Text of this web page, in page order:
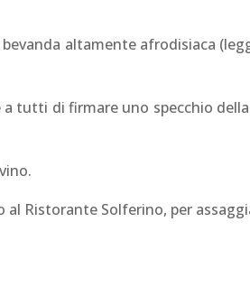
altamente afrodisiaca
tutti di firmare uno specchio
Ristorante Solferino, per